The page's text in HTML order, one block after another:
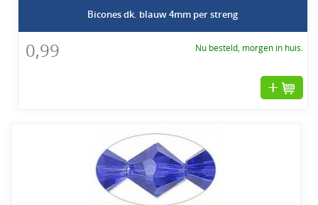
Bicones dk. blauw 4mm per streng
0,99 Nu besteld, morgen in huis.